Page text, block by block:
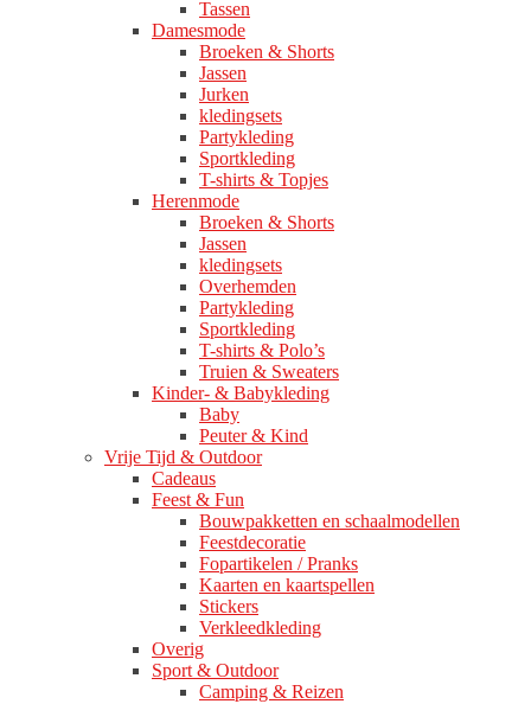
Tassen
Damesmode
Broeken & Shorts
Jassen
Jurken
kledingsets
Partykleding
Sportkleding
T-shirts & Topjes
Herenmode
Broeken & Shorts
Jassen
kledingsets
Overhemden
Partykleding
Sportkleding
T-shirts & Polo’s
Truien & Sweaters
Kinder- & Babykleding
Baby
Peuter & Kind
Vrije Tijd & Outdoor
Cadeaus
Feest & Fun
Bouwpakketten en schaalmodellen
Feestdecoratie
Fopartikelen / Pranks
Kaarten en kaartspellen
Stickers
Verkleedkleding
Overig
Sport & Outdoor
Camping & Reizen